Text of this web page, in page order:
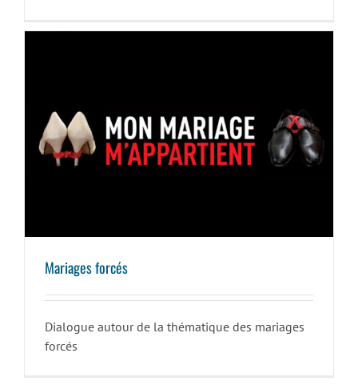
Mariages forcés
Mariages forcés
Dialogue autour de la thématique des mariages
forcés